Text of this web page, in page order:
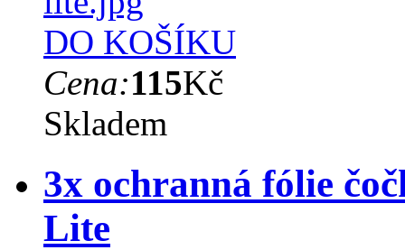
DO KOŠÍKU
Cena:115Kč
Skladem
3x ochranná fólie
Lite